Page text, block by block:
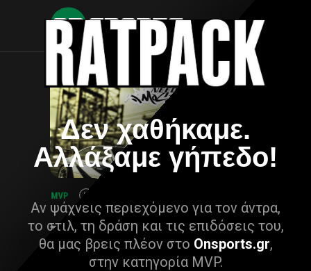
Δεν χαθήκαμε.
Αλλάξαμε γήπεδο!
Αν ψάχνεις περιεχόμενο για τον άντρα,
το στιλ, τη δράση και τις επιδόσεις του,
θα μας βρεις πλέον στο Onsports.gr,
στην κατηγορία MVP.